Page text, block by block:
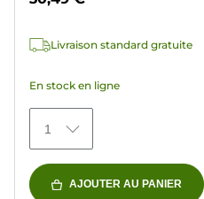
5
150Livraison standard gratuite
En stock en ligne
1
AJOUTER AU PANIER